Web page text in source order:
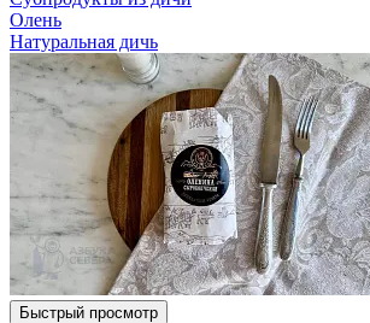
Олень
Натуральная дичь
Быстрый просмотр